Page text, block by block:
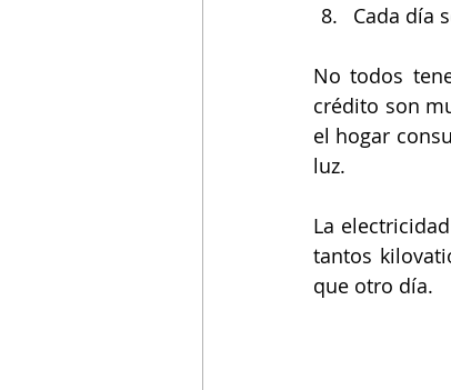
Cada día
No todos
crédito son
el hogar
luz.
La
tantos
que otro día.